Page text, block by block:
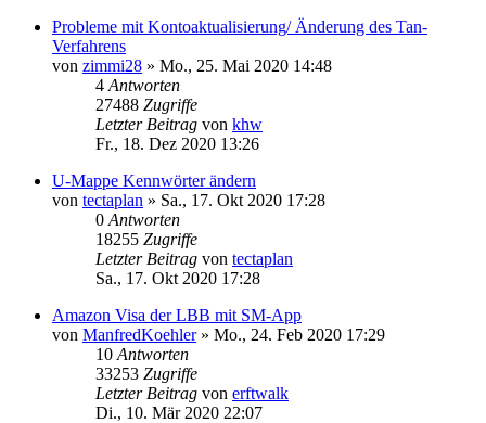
Probleme mit Kontoaktualisierung/ Änderung des Tan-
Verfahrens
von zimmi28 » Mo., 25. Mai 2020 14:48
4 Antworten
27488 Zugriffe
Letzter Beitrag von khw
Fr., 18. Dez 2020 13:26
U-Mappe Kennwörter ändern
von tectaplan » Sa., 17. Okt 2020 17:28
0 Antworten
18255 Zugriffe
Letzter Beitrag von tectaplan
Sa., 17. Okt 2020 17:28
Amazon Visa der LBB mit SM-App
von ManfredKoehler» Mo., 24. Feb 2020 17:29
10 Antworten
33253 Zugriffe
Letzter Beitrag von erftwalk
Di., 10. Mär 2020 22:07